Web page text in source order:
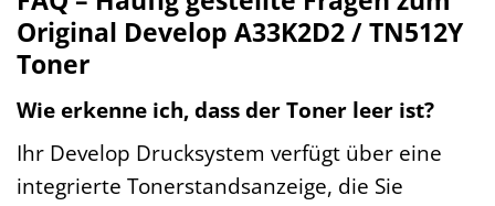
Original Develop A33K2D2 / TN512Y
Toner
Wie erkenne ich, dass der Toner leer ist?
Ihr Develop Drucksystem verfügt über eine
integrierte Tonerstandsanzeige, die Sie